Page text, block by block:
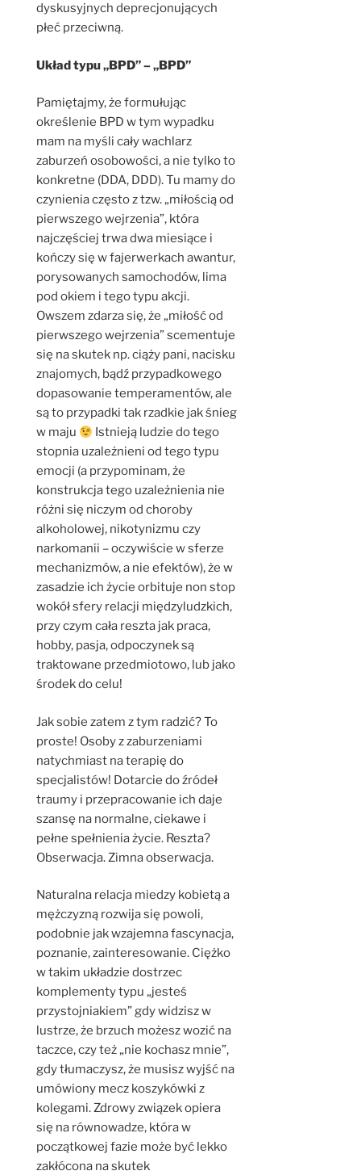
dyskusyjnych deprecjonujących
płeć przeciwną.
Układ typu „BPD” – „BPD”
Pamiętajmy, że formułując
określenie BPD w tym wypadku
mam na myśli cały wachlarz
zaburzeń osobowości, a nie tylko to
konkretne (DDA, DDD). Tu mamy do
czynienia często z tzw. „miłością od
pierwszego wejrzenia”, która
najczęściej trwa dwa miesiące i
kończy się w fajerwerkach awantur,
porysowanych samochodów, lima
pod okiem i tego typu akcji.
Owszem zdarza się, że „miłość od
pierwszego wejrzenia” scementuje
się na skutek np. ciąży pani, nacisku
znajomych, bądź przypadkowego
dopasowanie temperamentów, ale
są to przypadki tak rzadkie jak śnieg
w maju
Istnieją ludzie do tego
stopnia uzależnieni od tego typu
emocji (a przypominam, że
konstrukcja tego uzależnienia nie
różni się niczym od choroby
alkoholowej, nikotynizmu czy
narkomanii – oczywiście w sferze
mechanizmów, a nie efektów), że w
zasadzie ich życie orbituje non stop
wokół sfery relacji międzyludzkich,
przy czym cała reszta jak praca,
hobby, pasja, odpoczynek są
traktowane przedmiotowo, lub jako
środek do celu!
Jak sobie zatem z tym radzić? To
proste! Osoby z zaburzeniami
natychmiast na terapię do
specjalistów! Dotarcie do źródeł
traumy i przepracowanie ich daje
szansę na normalne, ciekawe i
pełne spełnienia życie. Reszta?
Obserwacja. Zimna obserwacja.
Naturalna relacja miedzy kobietą a
mężczyzną rozwija się powoli,
podobnie jak wzajemna fascynacja,
poznanie, zainteresowanie. Ciężko
w takim układzie dostrzec
komplementy typu „jesteś
przystojniakiem” gdy widzisz w
lustrze, że brzuch możesz wozić na
taczce, czy też „nie kochasz mnie”,
gdy tłumaczysz, że musisz wyjść na
umówiony mecz koszykówki z
kolegami. Zdrowy związek opiera
się na równowadze, która w
początkowej fazie może być lekko
zakłócona na skutek